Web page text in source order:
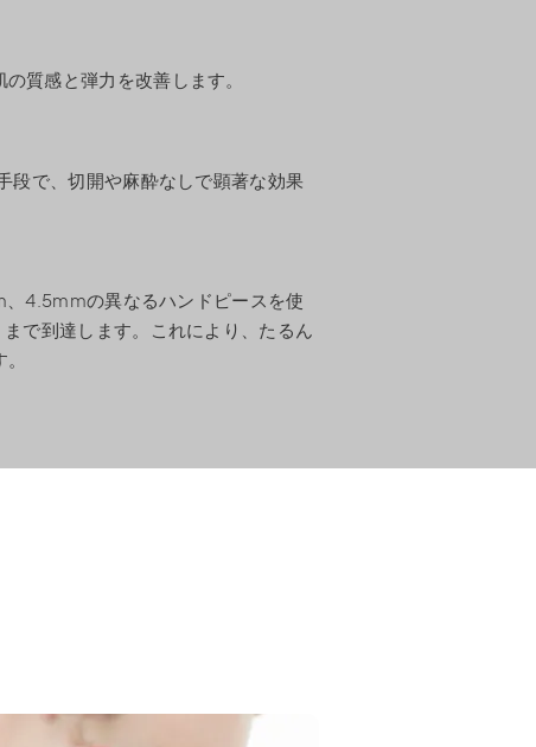
質感と弾力を改善します。
段で、切開や麻酔なしで顕著な効果
4.5mmの異なるハンドピースを使
で到達します。これにより、たるん